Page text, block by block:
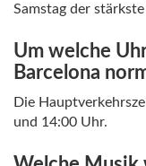
Samstag der stärkste
Um welche
Barcelona
Die
und 14:00 Uhr.